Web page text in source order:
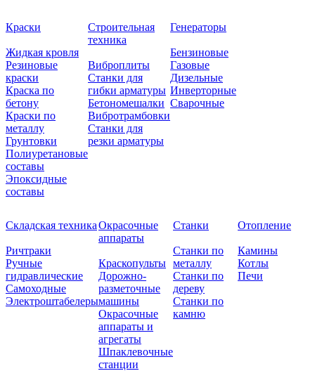
Краски
Жидкая кровля
Резиновые
краски
Краска по
бетону
Краски по
металлу
Грунтовки
Полиуретановые
составы
Эпоксидные
составы
Строительная
техника
Виброплиты
Станки для
гибки арматуры
Бетономешалки
Вибротрамбовки
Станки для
резки арматуры
Генераторы
Бензиновые
Газовые
Дизельные
Инверторные
Сварочные
Складская техника
Ричтраки
Ручные
гидравлические
Самоходные
Электроштабелеры
Окрасочные
аппараты
Краскопульты
Дорожно-
разметочные
машины
Окрасочные
аппараты и
агрегаты
Шпаклевочные
станции
Станки
Станки по
металлу
Станки по
дереву
Станки по
камню
Отопление
Камины
Котлы
Печи